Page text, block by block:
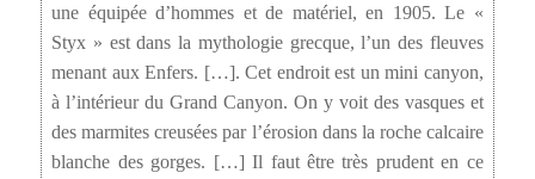
une équipée d’hommes et de matériel, en 1905. Le «
Styx » est dans la mythologie grecque, l’un des fleuves
menant aux Enfers. […]. Cet endroit est un mini canyon,
à l’intérieur du Grand Canyon. On y voit des vasques et
des marmites creusées par l’érosion dans la roche calcaire
blanche des gorges. […] Il faut être très prudent en ce